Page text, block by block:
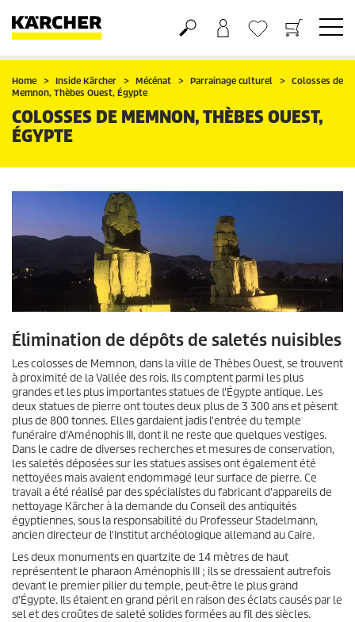
Panier
Mes Favoris
Home Inside Kärcher Mécénat Parrainage culturel
Colosses de
Memnon, Thèbes Ouest, Égypte
COLOSSES DE MEMNON, THÈBES OUEST,
ÉGYPTE
Élimination de dépôts de saletés nuisibles
Les colosses de Memnon, dans la ville de Thèbes Ouest, se trouvent
à proximité de la Vallée des rois. Ils comptent parmi les plus
grandes et les plus importantes statues de l'Égypte antique. Les
deux statues de pierre ont toutes deux plus de 3 300 ans et pèsent
plus de 800 tonnes. Elles gardaient jadis l'entrée du temple
funéraire d'Aménophis III, dont il ne reste que quelques vestiges.
Dans le cadre de diverses recherches et mesures de conservation,
les saletés déposées sur les statues assises ont également été
nettoyées mais avaient endommagé leur surface de pierre. Ce
travail a été réalisé par des spécialistes du fabricant d'appareils de
nettoyage Kärcher à la demande du Conseil des antiquités
égyptiennes, sous la responsabilité du Professeur Stadelmann,
ancien directeur de l'Institut archéologique allemand au Caire.
Les deux monuments en quartzite de 14 mètres de haut
représentent le pharaon Aménophis III ; ils se dressaient autrefois
devant le premier pilier du temple, peut-être le plus grand
d'Égypte. Ils étaient en grand péril en raison des éclats causés par le
sel et des croûtes de saleté solides formées au fil des siècles.